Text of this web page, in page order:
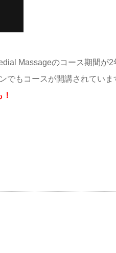
Massageのコース期間が2
でもコースが開講されていま